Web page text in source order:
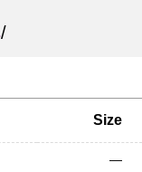
/
Size
—